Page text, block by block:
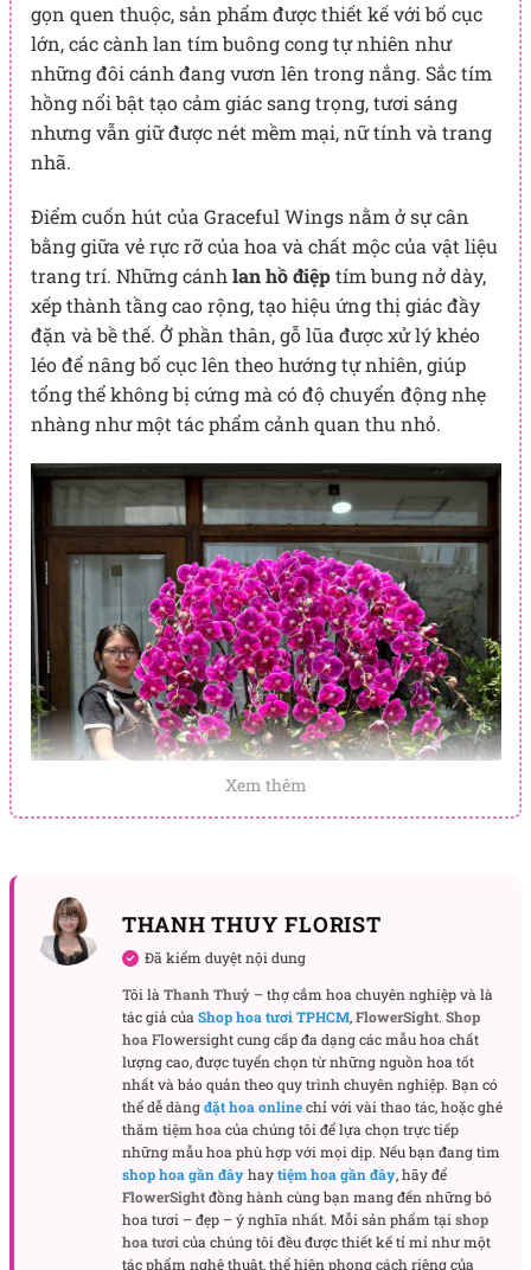
gọn quen thuộc, sản phẩm được thiết kế với bố cục
lớn, các cành lan tím buông cong tự nhiên như
những đôi cánh đang vươn lên trong nắng. Sắc tím
hồng nổi bật tạo cảm giác sang trọng, tươi sáng
nhưng vẫn giữ được nét mềm mại, nữ tính và trang
nhã.
Điểm cuốn hút của Graceful Wings nằm ở sự cân
bằng giữa vẻ rực rỡ của hoa và chất mộc của vật liệu
trang trí. Những cánh lan hồ điệptím bung nở dày,
xếp thành tầng cao rộng, tạo hiệu ứng thị giác đầy
đặn và bề thế. Ở phần thân, gỗ lũa được xử lý khéo
léo để nâng bố cục lên theo hướng tự nhiên, giúp
tổng thể không bị cứng mà có độ chuyển động nhẹ
nhàng như một tác phẩm cảnh quan thu nhỏ.
Cấu trúc thiết kế của lan hồ điệp Graceful Wings
Graceful Wings sử dụng lan hồ điệp làm chủ đạo,
nổi bật với gam tím hồng đậm – sắc màu thường gợi
đến sự quý phái, bền bỉ và lời chúc thịnh vượng. Các
nhánh hoa được uốn theo dáng vòm rộng, có cành
Xem thêm
THANH THUY FLORIST
Đã kiểm duyệt nội dung
Tôi làThanh Thuỷ – thợ cắm hoa chuyên nghiệp và là
tác giả củaShop hoa tươi TPHCM,FlowerSight. Shop
hoaFlowersight cung cấp đa dạng các mẫu hoa chất
lượng cao, được tuyển chọn từ những nguồn hoa tốt
nhất và bảo quản theo quy trình chuyên nghiệp. Bạn có
thể dễ dàngđặt hoa onlinechỉ với vài thao tác, hoặc ghé
thămtiệm hoacủa chúng tôi để lựa chọn trực tiếp
những mẫu hoa phù hợp với mọi dịp. Nếu bạn đang tìm
shop hoa gần đâyhaytiệm hoa gần đây, hãy để
FlowerSightđồng hành cùng bạn mang đến những bó
hoa tươi – đẹp – ý nghĩa nhất. Mỗi sản phẩm tạishop
hoa tươicủa chúng tôi đều được thiết kế tỉ mỉ như một
tác phẩm nghệ thuật, thể hiện phong cách riêng của